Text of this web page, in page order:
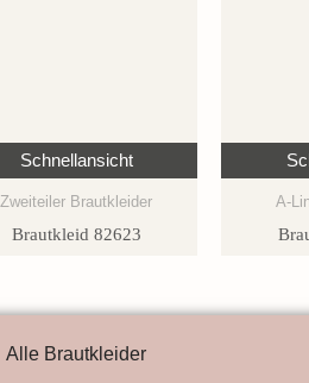
Schnellansicht
Zweiteiler Brautkleider
Brautkleid 82623
A-
Alle Brautkleider